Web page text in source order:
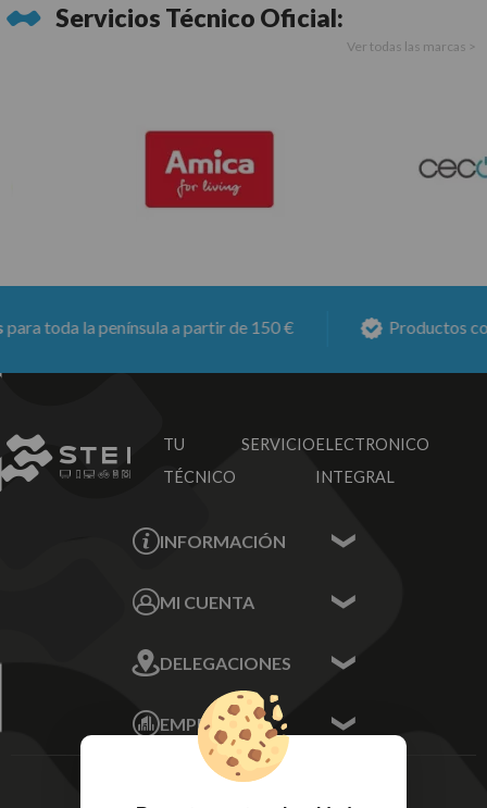
Servicios Técnico Oficial:
Ver todas las marcas >
toda la península a partir de 150 € Productos con
TU SERVICIO
TÉCNICO
ELECTRONICO
INTEGRAL
INFORMACIÓN
Sobre nosotros
MI CUENTA
Mis Direcciones
Mis Pedidos
Mis favoritos
FAQ's
DELEGACIONES
Écija - Sevilla
Av. Plaza de Toros.
Local 3
Córdoba
EMPRESA
Aviso Legal